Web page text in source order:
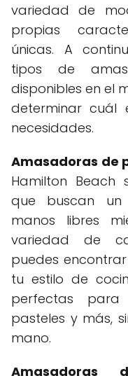
variedad de
propias
únicas. A
tipos de
disponibles en el
determinar
necesidades.
Amasadoras de
Hamilton Beach
que buscan un
manos libres
variedad de
puedes
tu estilo de
perfectas
pasteles y más,
mano.
Amasadoras